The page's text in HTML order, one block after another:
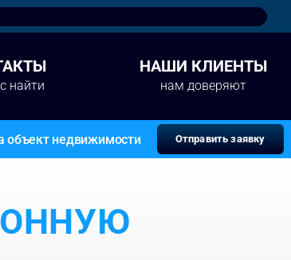
найти
НАШИ КЛИЕНТЫ
нам доверяют
объект недвижимости Отправить заявку